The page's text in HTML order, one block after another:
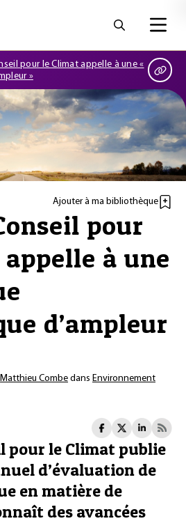
pour le Climat appelle à une «
»
Ajouter à ma bibliothèque
pour
à une
d’ampleur
Matthieu Combe dans Environnement
pour le Climat publie
d’évaluation de
en matière de
des avancées